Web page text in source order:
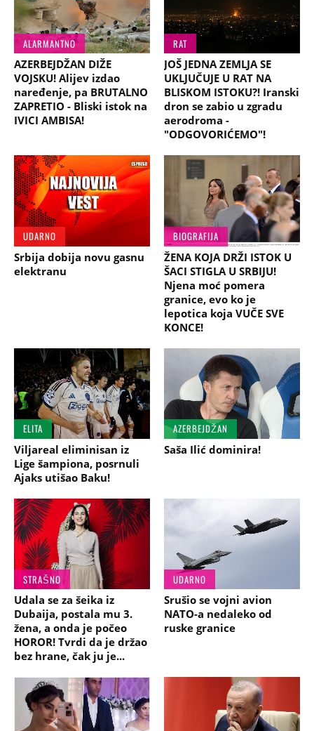
ALARMANTNO
AZERBEJDŽAN DIŽE
VOJSKU! Alijev izdao
naređenje, pa BRUTALNO
ZAPRETIO - Bliski istok na
IVICI AMBISA!
RAT
JOŠ JEDNA ZEMLJA SE
UKLJUČUJE U RAT NA
BLISKOM ISTOKU?! Iranski
dron se zabio u zgradu
aerodroma -
"ODGOVORIĆEMO"!
UDARNO
Srbija dobija novu gasnu
elektranu
BIOGRAFIJA
ŽENA KOJA DRŽI ISTOK U
ŠACI STIGLA U SRBIJU!
Njena moć pomera
granice, evo ko je
lepotica koja VUČE SVE
KONCE!
ELITA
Viljareal eliminisan iz
Lige šampiona, posrnuli
Ajaks utišao Baku!
AZERBEJDŽAN
Saša Ilić dominira!
STRAŠNO
Udala se za šeika iz
Dubaija, postala mu 3.
žena, a onda je počeo
HOROR! Tvrdi da je držao
bez hrane, čak ju je...
UDARNO
Srušio se vojni avion
NATO-a nedaleko od
ruske granice